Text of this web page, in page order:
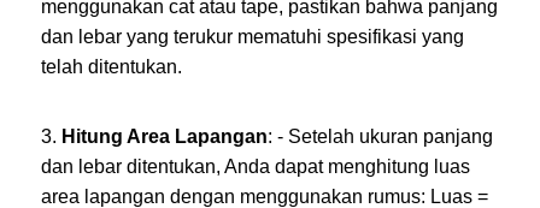
menggunakan cat atau tape, pastikan bahwa panjang
dan lebar yang terukur mematuhi spesifikasi yang
telah ditentukan.
Hitung Area Lapangan: - Setelah ukuran panjang
dan lebar ditentukan, Anda dapat menghitung luas
area lapangan dengan menggunakan rumus: Luas =